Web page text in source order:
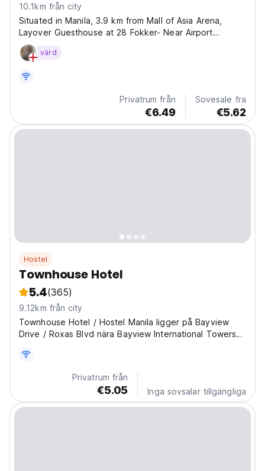
10.1km från city
Situated in Manila, 3.9 km from Mall of Asia Arena,
Layover Guesthouse at 28 Fokker- Near Airport
features accommodation with a terrace, free private
parking and a bar. The property is around 4.1 km from
värd
Privatrum från
€6.49
Sovesale fra
€5.62
Hostel
Townhouse Hotel
5.4(365)
9.12km från city
Townhouse Hotel / Hostel Manila ligger på Bayview
Drive / Roxas Blvd nära Bayview International Towers
Privatrum från
€5.05 Inga sovsalar tillgängliga